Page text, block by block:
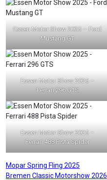
Essen Motor Show 2025 – Ford
Mustang GT
Essen Motor Show 2025 –
Ferrari 296 GTS
Essen Motor Show 2025 –
Ferrari 488 Pista Spider
Beitragsnavigation
Mopar Spring Fling 2025
Bremen Classic Motorshow 2026